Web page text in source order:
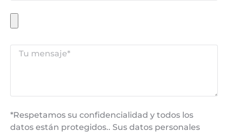
*Respetamos su confidencialidad y todos los
datos están protegidos.. Sus datos personales